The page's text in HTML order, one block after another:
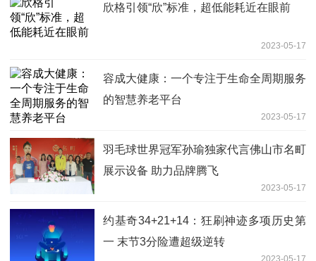
欣格引领“欣”标准，超低能耗近在眼前
2023-05-17
容成大健康：一个专注于生命全周期服务
的智慧养老平台
2023-05-17
羽毛球世界冠军孙瑜独家代言佛山市名町
展示设备 助力品牌腾飞
2023-05-17
约基奇34+21+14：狂刷神迹多项历史第
一 末节3分险遭超级逆转
2023-05-17